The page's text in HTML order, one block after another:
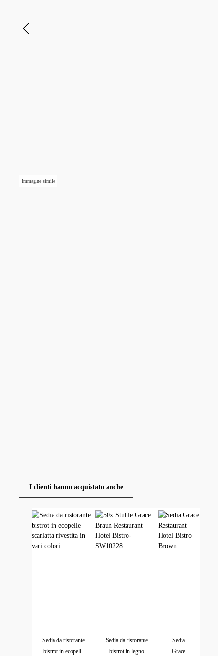
Immagine simile
I clienti hanno acquistato anche
Salta la galleria dei prodotti
Sedia da ristorante
bistrot in ecopelle
Sedia da ristorante
bistrot in legno
Sedia
Grace